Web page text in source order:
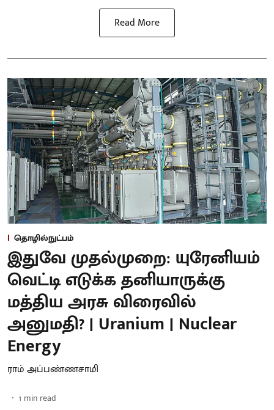
Read More
தொழில்நுட்பம்
இதுவே முதல்முறை: யுரேனியம்
வெட்டி எடுக்க தனியாருக்கு
மத்திய அரசு விரைவில்
அனுமதி? | Uranium | Nuclear
Energy
ராம் அப்பண்ணசாமி
1 min read